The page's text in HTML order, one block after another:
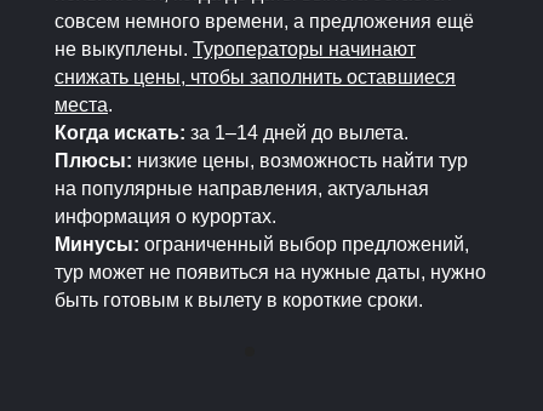
совсем немного времени, а предложения ещё
не выкуплены. Туроператоры начинают
снижать цены, чтобы заполнить оставшиеся
места.
Когда искать: за 1–14 дней до вылета.
Плюсы: низкие цены, возможность найти тур
на популярные направления, актуальная
информация о курортах.
Минусы: ограниченный выбор предложений,
тур может не появиться на нужные даты, нужно
быть готовым к вылету в короткие сроки.